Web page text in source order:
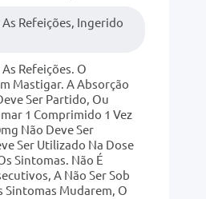
Refeições, Ingerido
Refeições. O
Mastigar. A Absorção
Ser Partido, Ou
1 Comprimido 1 Vez
Não Deve Ser
Ser Utilizado Na Dose
Sintomas. Não É
A Não Ser Sob
Sintomas Mudarem, O